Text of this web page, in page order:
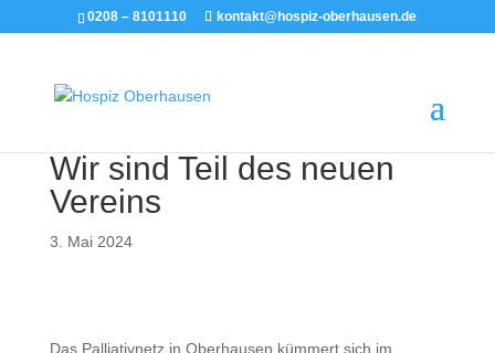
0208 – 8101110 kontakt@hospiz-oberhausen.de
Wir sind Teil des neuen
Vereins
3. Mai 2024
Das Palliativnetz in Oberhausen kümmert sich im